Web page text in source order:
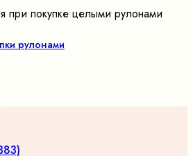
при покупке целыми рулонами
рулонами